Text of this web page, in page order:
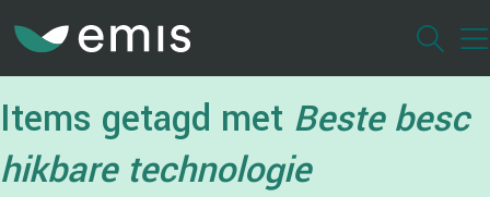
inhoud
gaan
Items getagd met Beste besc
hikbare technologie